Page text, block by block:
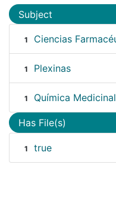
Subject
1 Ciencias
1 Plexinas
1 Química Medicinal
Has File(s)
1 true